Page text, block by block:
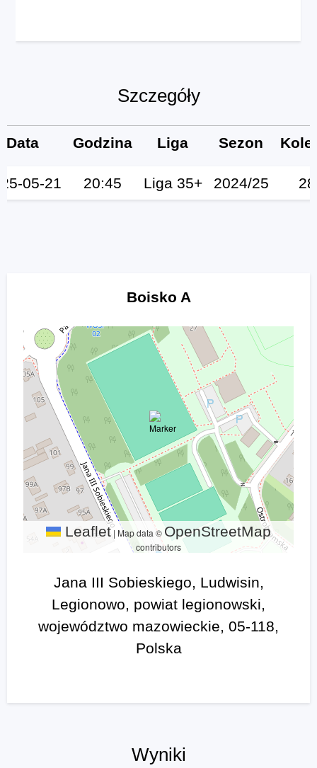
Szczegóły
Data Godzina Liga Sezon
05-21 20:45 Liga 35+ 2024/25 28
Boisko A
Leaflet | Map data © OpenStreetMap
contributors
Jana III Sobieskiego, Ludwisin,
Legionowo, powiat legionowski,
województwo mazowieckie, 05-118,
Polska
Wyniki